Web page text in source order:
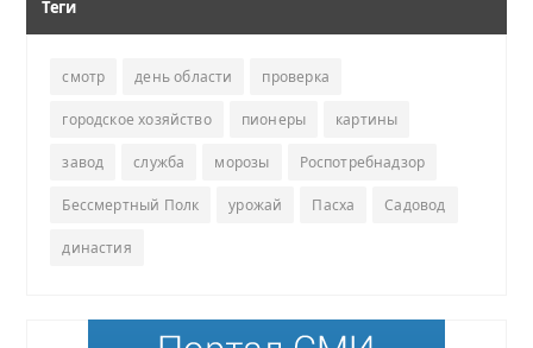
Теги
смотр день области проверка
городское хозяйство пионеры картины
завод служба морозы Роспотребнадзор
Бессмертный Полк урожай Пасха Садовод
династия